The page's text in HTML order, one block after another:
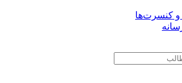
و کنسرت‌ها